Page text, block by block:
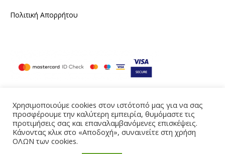
Πολιτική Απορρήτου
InstagramFacebook
Produced by eTouch
Χρησιμοποιούμε cookies στον ιστότοπό μας για να σας
προσφέρουμε την καλύτερη εμπειρία, θυμόμαστε τις
προτιμήσεις σας και επαναλαμβανόμενες επισκέψεις.
Κάνοντας κλικ στο «Αποδοχή», συναινείτε στη χρήση
ΟΛΩΝ των cookies.